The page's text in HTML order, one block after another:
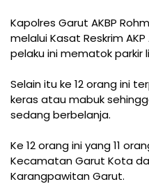
Kapolres Garut AKBP
melalui Kasat Reskrim
pelaku ini mematok parkir
Selain itu ke 12 orang ini
keras atau mabuk
sedang berbelanja.
Ke 12 orang ini yang 11
Kecamatan Garut Kota
Karangpawitan Garut.